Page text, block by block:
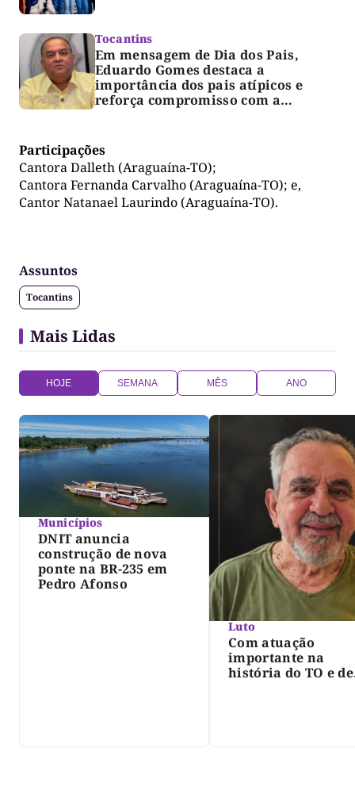
Tocantins
Em mensagem de Dia dos Pais,
Eduardo Gomes destaca a
importância dos pais atípicos e
reforça compromisso com a
Participações
Cantora Dalleth (Araguaína-TO);
Cantora Fernanda Carvalho (Araguaína-TO); e,
Cantor Natanael Laurindo (Araguaína-TO).
Assuntos
Tocantins
Mais Lidas
HOJE SEMANA MÊS ANO
Municípios
DNIT anuncia
construção de nova
ponte na BR-235 em
Pedro Afonso
Luto
Com atuação
importante na
história do TO e de